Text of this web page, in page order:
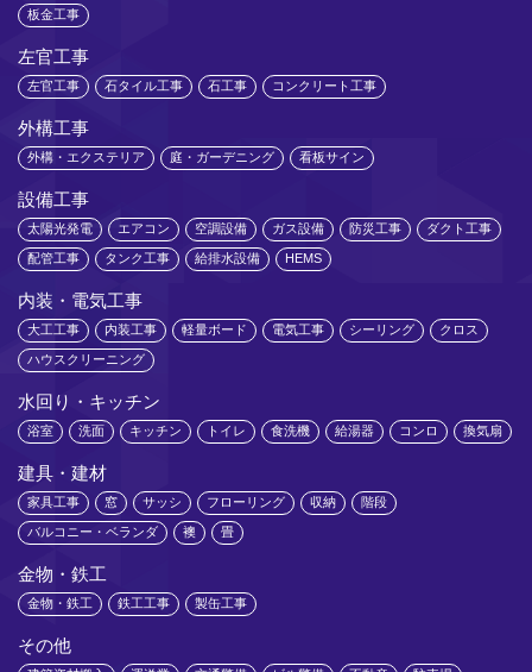
板金工事
左官工事
左官工事 石タイル工事 石工事 コンクリート工事
外構工事
外構・エクステリア 庭・ガーデニング 看板サイン
設備工事
太陽光発電 エアコン 空調設備 ガス設備 防災工事 ダクト工事
配管工事 タンク工事 給排水設備 HEMS
内装・電気工事
大工工事 内装工事 軽量ボード 電気工事 シーリング クロス
ハウスクリーニング
水回り・キッチン
浴室 洗面 キッチン トイレ 食洗機 給湯器 コンロ 換気扇
建具・建材
家具工事 窓 サッシ フローリング 収納 階段
バルコニー・ベランダ 襖 畳
金物・鉄工
金物・鉄工 鉄工工事 製缶工事
その他